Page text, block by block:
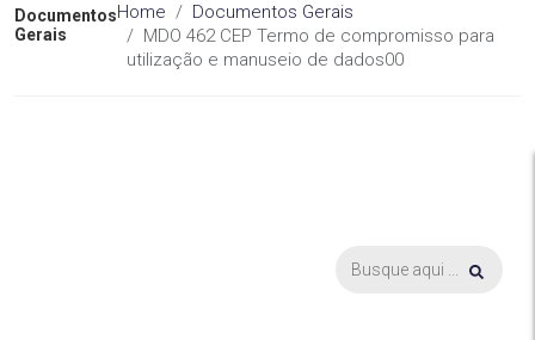
Documentos
Gerais
Home
Documentos Gerais
MDO 462 CEP Termo de compromisso para
utilização e manuseio de dados00